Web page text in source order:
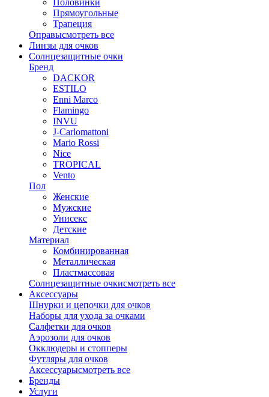
Прямоугольные
Трапеция
Оправысмотреть все
Линзы для очков
Солнцезащитные очки
Бренд
DACKOR
ESTILO
Enni Marco
Flamingo
INVU
J-Carlomattoni
Mario Rossi
Nice
TROPICAL
Vento
Пол
Женские
Мужские
Унисекс
Детские
Материал
Комбинированная
Металлическая
Пластмассовая
Солнцезащитные очкисмотреть все
Аксессуары
Шнурки и цепочки для очков
Наборы для ухода за очками
Салфетки для очков
Аэрозоли для очков
Окклюдеры и стопперы
Футляры для очков
Аксессуарысмотреть все
Бренды
Услуги